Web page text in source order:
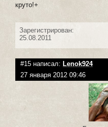
круто!+
Зарегистрирован:
25.08.2011
#15 написал: Lenok924
27 января 2012 09:46